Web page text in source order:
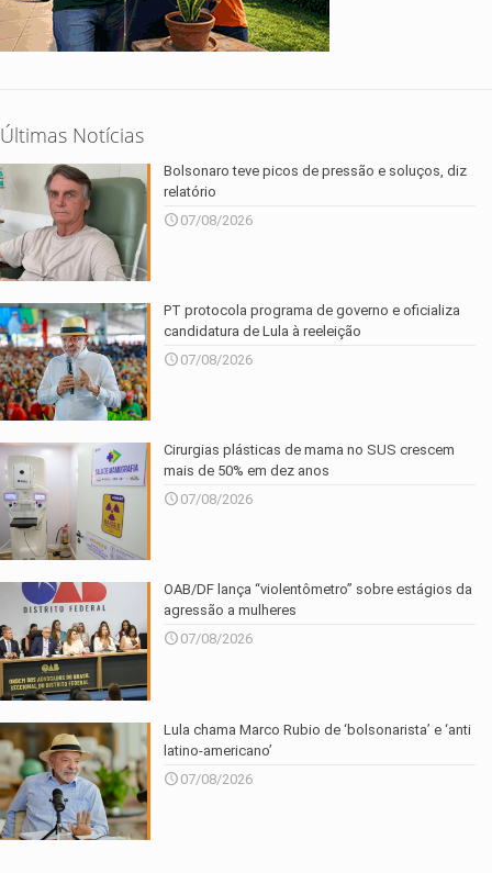
Últimas Notícias
Bolsonaro teve picos de pressão e soluços, diz
relatório
07/08/2026
PT protocola programa de governo e oficializa
candidatura de Lula à reeleição
07/08/2026
Cirurgias plásticas de mama no SUS crescem
mais de 50% em dez anos
07/08/2026
OAB/DF lança “violentômetro” sobre estágios da
agressão a mulheres
07/08/2026
Lula chama Marco Rubio de ‘bolsonarista’ e ‘anti
latino-americano’
07/08/2026